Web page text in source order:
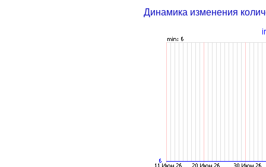
Динамика изменения